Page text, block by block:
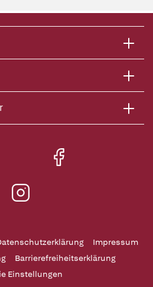
Impressum
Barrierefreiheitserklärung
Einstellungen